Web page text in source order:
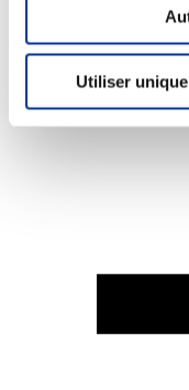
Utiliser
Partenaire
Alimentation